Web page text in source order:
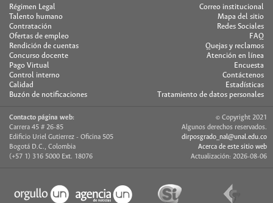
Régimen Legal
Talento humano
Contratación
Ofertas de empleo
Rendición de cuentas
Concurso docente
Pago Virtual
Control interno
Calidad
Buzón de notificaciones
Correo institucional
Mapa del sitio
Redes Sociales
FAQ
Quejas y reclamos
Atención en línea
Encuesta
Contáctenos
Estadísticas
Tratamiento de datos personales
Contacto página web:
Carrera 45 # 26-85
Edificio Uriel Gutierrez - Oficina 505
Bogotá D.C., Colombia
(+57 1) 316 5000 Ext. 18076
© Copyright 2021
Algunos derechos reservados.
dirposgrado_nal@unal.edu.co
Acerca de este sitio web
Actualización: 2026-08-06